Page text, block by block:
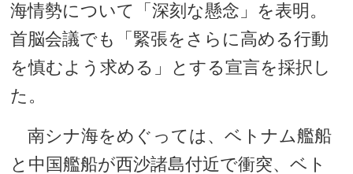
海情勢について「深刻な懸念」を表明。
首脳会議でも「緊張をさらに高める行動
を慎むよう求める」とする宣言を採択し
た。
南シナ海をめぐっては、ベトナム艦船
と中国艦船が西沙諸島付近で衝突、ベト